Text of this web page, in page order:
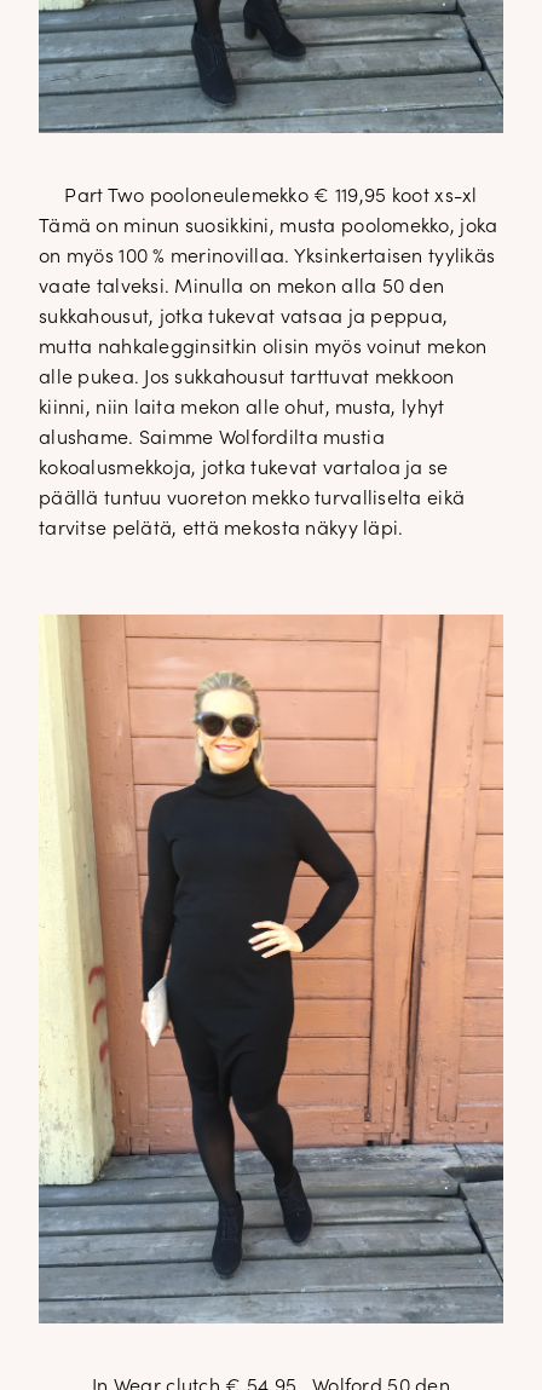
Part Two pooloneulemekko € 119,95 koot xs-xl
Tämä on minun suosikkini, musta poolomekko, joka
on myös 100 % merinovillaa. Yksinkertaisen tyylikäs
vaate talveksi. Minulla on mekon alla 50 den
sukkahousut, jotka tukevat vatsaa ja peppua,
mutta nahkalegginsitkin olisin myös voinut mekon
alle pukea. Jos sukkahousut tarttuvat mekkoon
kiinni, niin laita mekon alle ohut, musta, lyhyt
alushame. Saimme Wolfordilta mustia
kokoalusmekkoja, jotka tukevat vartaloa ja se
päällä tuntuu vuoreton mekko turvalliselta eikä
tarvitse pelätä, että mekosta näkyy läpi.